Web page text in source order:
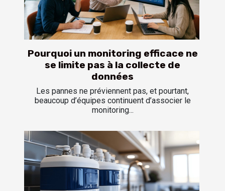
Pourquoi un monitoring efficace ne
se limite pas à la collecte de
données
Les pannes ne préviennent pas, et pourtant,
beaucoup d’équipes continuent d’associer le
monitoring...